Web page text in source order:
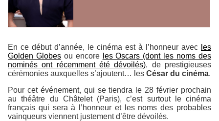
En ce début d’année, le cinéma est à l’honneur avec les
Golden Globesou encore les Oscars (dont les noms des
nominés ont récemment été dévoilés), de prestigieuses
cérémonies auxquelles s’ajoutent… les César du cinéma.
Pour cet événement, qui se tiendra le 28 février prochain
au théâtre du Châtelet (Paris), c’est surtout le cinéma
français qui sera à l’honneur et les noms des probables
vainqueurs viennent justement d’être dévoilés.